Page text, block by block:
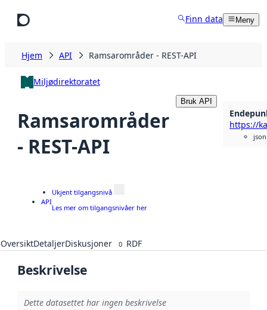
Finn data Meny
Hjem API Ramsarområder - REST-API
Miljødirektoratet
Ramsarområder
- REST-API
Bruk API
json
API
Ukjent tilgangsnivå
Les mer om tilgangsnivåer her
OversiktDetaljerDiskusjoner 0 RDF
Beskrivelse
Dette datasettet har ingen beskrivelse